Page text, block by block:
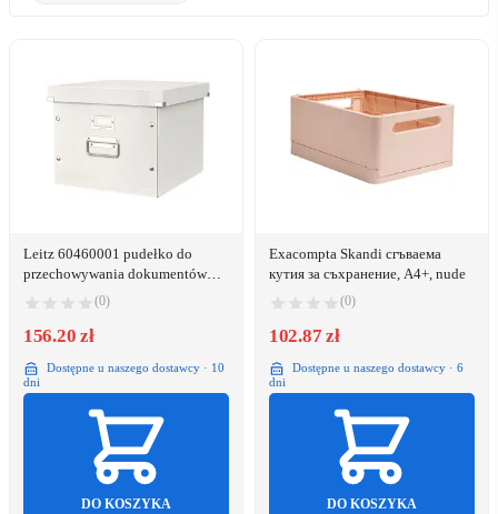
Leitz 60460001 pudełko do
przechowywania dokumentów
Polipropylen (PP) Biały
(0)
156.20 zł
Dostępne u naszego dostawcy · 10
dni
DO KOSZYKA
Exacompta Skandi сгъваема
кутия за съхранение, A4+, nude
(0)
102.87 zł
Dostępne u naszego dostawcy · 6
dni
DO KOSZYKA